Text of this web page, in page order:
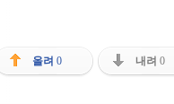
올려 0 내려 0